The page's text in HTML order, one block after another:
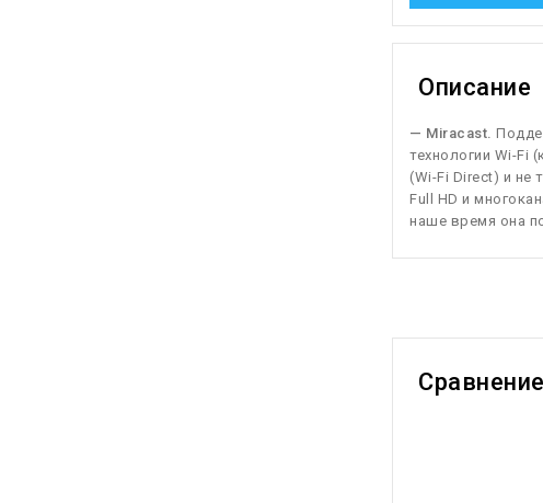
Описание
— Miracast.
технологии Wi-Fi
(Wi-Fi Direct) и не
Full HD и
наше время она
Сравнение